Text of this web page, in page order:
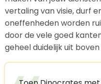
vertaling van visie, durf
oneffenheden worden
door de vele goed
geheel duidelijk uit boven